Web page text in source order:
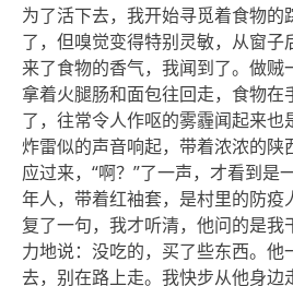
为了活下去，我开始寻觅着食物的
了，但嗅觉变得特别灵敏，从窗子
来了食物的香气，我闻到了。做贼
拿着火腿肠和面包往回走，食物在
了，往常令人作呕的雾霾闻起来也
炸雷似的声音响起，带着浓浓的陕
应过来，“啊？”了一声，才看到是
年人，带着红袖套，是村里的防疫
复了一句，我才听清，他问的是我
力地说：没吃的，买了些东西。他
去，别在路上走。我快步从他身边